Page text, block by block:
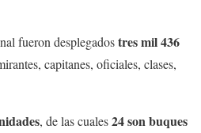
fueron desplegadostres mil 436
capitanes, oficiales, clases,
, de las cuales24 son buques